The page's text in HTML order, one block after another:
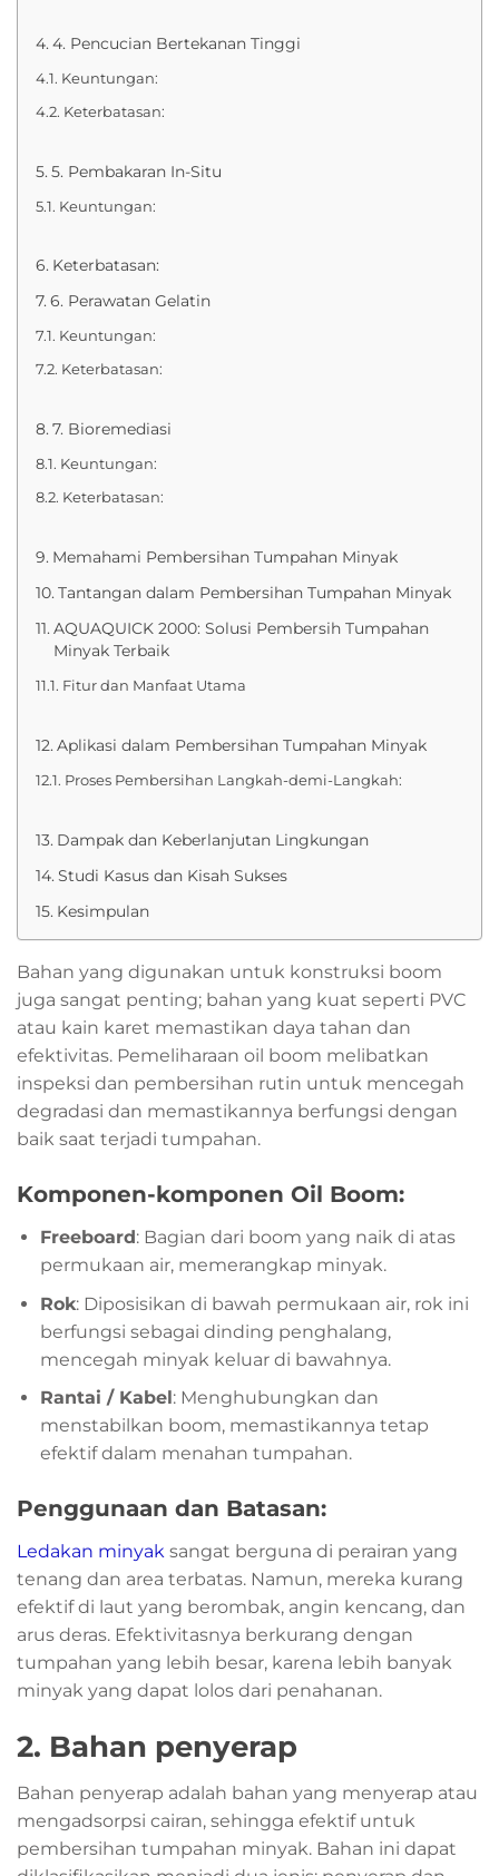
4. Pencucian Bertekanan Tinggi
Keuntungan:
Keterbatasan:
5. Pembakaran In-Situ
Keuntungan:
Keterbatasan:
6. Perawatan Gelatin
Keuntungan:
Keterbatasan:
7. Bioremediasi
Keuntungan:
Keterbatasan:
Memahami Pembersihan Tumpahan Minyak
Tantangan dalam Pembersihan Tumpahan Minyak
AQUAQUICK 2000: Solusi Pembersih Tumpahan
Minyak Terbaik
Fitur dan Manfaat Utama
Aplikasi dalam Pembersihan Tumpahan Minyak
Proses Pembersihan Langkah-demi-Langkah:
Dampak dan Keberlanjutan Lingkungan
Studi Kasus dan Kisah Sukses
Kesimpulan
Bahan yang digunakan untuk konstruksi boom
juga sangat penting; bahan yang kuat seperti PVC
atau kain karet memastikan daya tahan dan
efektivitas. Pemeliharaan oil boom melibatkan
inspeksi dan pembersihan rutin untuk mencegah
degradasi dan memastikannya berfungsi dengan
baik saat terjadi tumpahan.
Komponen-komponen Oil Boom:
Freeboard : Bagian dari boom yang naik di atas
permukaan air, memerangkap minyak.
Rok: Diposisikan di bawah permukaan air, rok ini
berfungsi sebagai dinding penghalang,
mencegah minyak keluar di bawahnya.
Rantai / Kabel : Menghubungkan dan
menstabilkan boom, memastikannya tetap
efektif dalam menahan tumpahan.
Penggunaan dan Batasan:
Ledakan minyak sangat berguna di perairan yang
tenang dan area terbatas. Namun, mereka kurang
efektif di laut yang berombak, angin kencang, dan
arus deras. Efektivitasnya berkurang dengan
tumpahan yang lebih besar, karena lebih banyak
minyak yang dapat lolos dari penahanan.
2. Bahan penyerap
Bahan penyerap adalah bahan yang menyerap atau
mengadsorpsi cairan, sehingga efektif untuk
pembersihan tumpahan minyak. Bahan ini dapat